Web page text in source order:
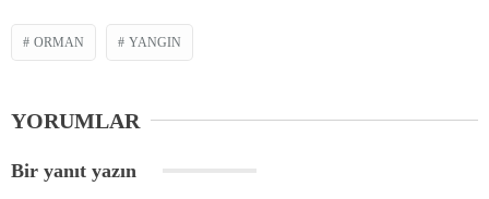
ORMAN YANGIN
YORUMLAR
Bir yanıt yazın